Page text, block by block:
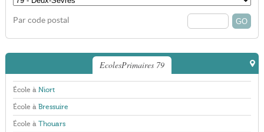
Par code postal
EcolesPrimaires 79
École à Niort
École à Bressuire
École à Thouars